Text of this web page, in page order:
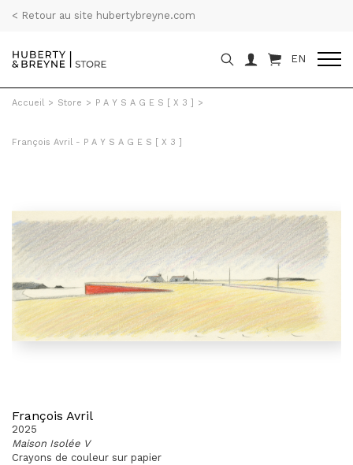
< Retour au site hubertybreyne.com
EN
Accueil > Store > P A Y S A G E S [ X 3 ] >
François Avril - P A Y S A G E S [ X 3 ]
François Avril
2025
Maison Isolée V
Crayons de couleur sur papier